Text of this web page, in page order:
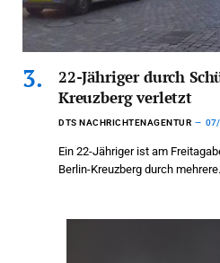
22-Jähriger durch
Kreuzberg verletzt
DTS NACHRICHTENAGENTUR
Ein 22-Jähriger ist am
Berlin-Kreuzberg durch